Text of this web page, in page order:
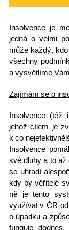
Insolvence je
jedná o velmi
může každý,
všechny
a vysvětlíme
Zajímám se o
Insolvence(též
jehož cílem je
k co
Insolvence
své dluhy a to až
se uhradí
kdy by věřitelé
ně je tento
využívat v ČR
o úpadku a
funguje